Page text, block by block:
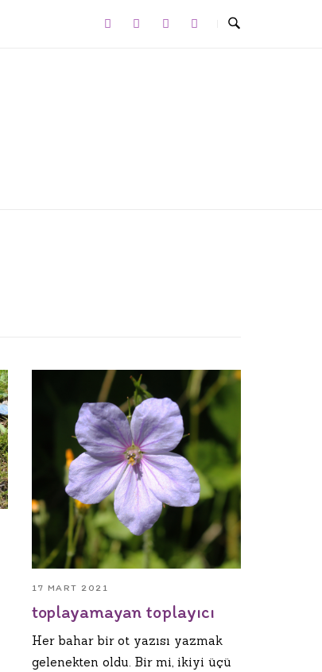
17 MART 2021
toplayamayan toplayıcı
Her bahar bir ot yazısı yazmak
gelenekten oldu. Bir mi, ikiyi üçü